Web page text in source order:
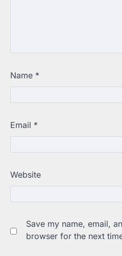
Name *
Email *
Website
Save my name, email,
browser for the next